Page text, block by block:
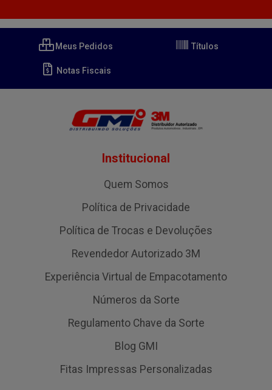
Meus Pedidos Títulos
Notas Fiscais
Institucional
Quem Somos
Política de Privacidade
Política de Trocas e Devoluções
Revendedor Autorizado 3M
Experiência Virtual de Empacotamento
Números da Sorte
Regulamento Chave da Sorte
Blog GMI
Fitas Impressas Personalizadas